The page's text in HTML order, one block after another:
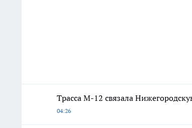
Трасса М-12 связала
04:26